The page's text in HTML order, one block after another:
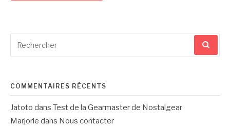
pour
COMMENTAIRES RÉCENTS
Jatoto dans Test de la Gearmaster de Nostalgear
Marjorie dans Nous contacter